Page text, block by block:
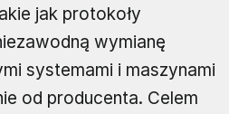
jak protokoły
wymianę
systemami i maszynami
od producenta. Celem